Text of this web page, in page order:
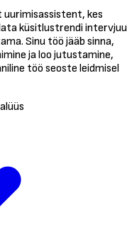
uurimisassistent, kes
küsitlustrendi intervjuu
Sinu töö jääb sinna,
ja loo jutustamine,
töö seoste leidmisel